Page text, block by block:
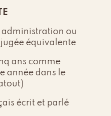
ou
équivalente
ans comme
année dans le
écrit et parlé